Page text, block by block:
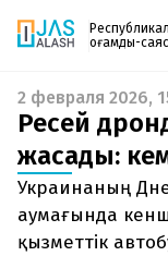
қоғамдық-
Жаңалықтар
Спорт
Live
Руханият
Аймақ
Архив
Заң және
Газетке
PDF форматтағы
поштаңызға
шыққан сәтте
енгізіңіз, біз
2 февраля 2026,
Ресей
жасады:
Украинаның
аумағында
қызметтік